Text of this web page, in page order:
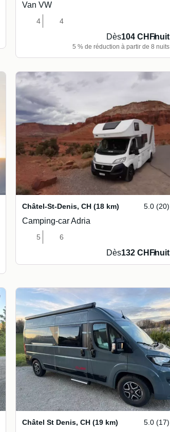
Van VW
4 4
Dès104 CHF/nuit
5 % de réduction à partir de 8 nuits
Châtel-St-Denis, CH (18 km) 5.0 (20)
Camping-car Adria
5 6
Dès132 CHF/nuit
Châtel St Denis, CH (19 km) 5.0 (17)